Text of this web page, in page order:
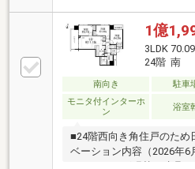
居室収納付・2面バルコニ
に面し通風良好・バルコ
隅田川花火大会を望む(季
飼育可(犬猫計2匹まで／
ティ南千住(商業施設部分)
住まい探しをお手伝い
詳細・ご相談はお気軽に
1億
3LDK
24階 南
南向き 駐車
モニタ付インターホ
ン
浴室
■24階西向き角住戸のため
ベーション内容（2026年6